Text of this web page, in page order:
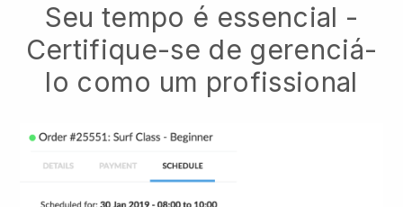
Seu tempo é essencial -
Certifique-se de gerenciá-
lo como um profissional